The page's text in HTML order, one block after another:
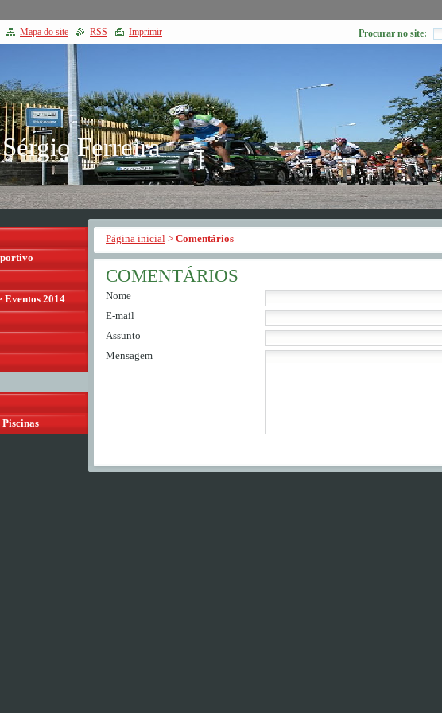
Sérgio Ferreira
Página inicial > Comentários
COMENTÁRIOS
Nome
E-mail
Assunto
Mensagem
Eventos 2014
Mapa do site RSS Imprimir Procurar no site: